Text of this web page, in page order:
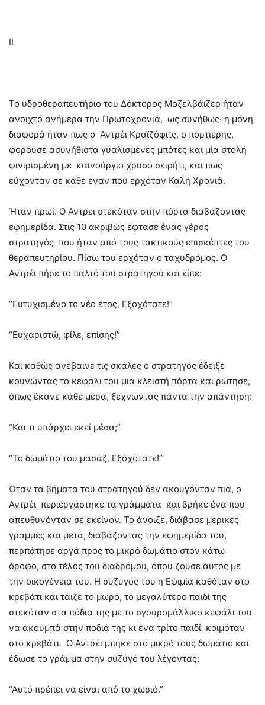
II
Το υδροθεραπευτήριο του Δόκτορος Μοζελβάιζερ ήταν
ανοιχτό ανήμερα την Πρωτοχρονιά, ως συνήθως· η μόνη
διαφορά ήταν πως ο Αντρέι Κραϊζόφιτς, ο πορτιέρης,
φορούσε ασυνήθιστα γυαλισμένες μπότες και μία στολή
φινιρισμένη με καινούργιο χρυσό σειρήτι, και πως
εύχονταν σε κάθε έναν που ερχόταν Καλή Χρονιά.
Ήταν πρωί. Ο Αντρέι στεκόταν στην πόρτα διαβάζοντας
εφημερίδα. Στις 10 ακριβώς έφτασε ένας γέρος
στρατηγός που ήταν από τους τακτικούς επισκέπτες του
θεραπευτηρίου. Πίσω του ερχόταν ο ταχυδρόμος. Ο
Αντρέι πήρε το παλτό του στρατηγού και είπε:
“Ευτυχισμένο το νέο έτος, Εξοχότατε!”
“Ευχαριστώ, φίλε, επίσης!”
Και καθώς ανέβαινε τις σκάλες ο στρατηγός έδειξε
κουνώντας το κεφάλι του μια κλειστή πόρτα και ρώτησε,
όπως έκανε κάθε μέρα, ξεχνώντας πάντα την απάντηση:
“Και τι υπάρχει εκεί μέσα;”
“Το δωμάτιο του μασάζ, Εξοχότατε!”
Όταν τα βήματα του στρατηγού δεν ακουγόνταν πια, ο
Αντρέι περιεργάστηκε τα γράμματα και βρήκε ένα που
απευθυνόνταν σε εκείνον. Το άνοιξε, διάβασε μερικές
γραμμές και μετά, διαβάζοντας την εφημερίδα του,
περπάτησε αργά προς το μικρό δωμάτιο στον κάτω
όροφο, στο τέλος του διαδρόμου, όπου ζούσε αυτός με
την οικογένειά του. Η σύζυγός του η Εφιμία καθόταν στο
κρεβάτι και τάιζε το μωρό, το μεγαλύτερο παιδί της
στεκόταν στα πόδια της με το σγουρομάλλικο κεφάλι του
να ακουμπά στην ποδιά της κι ένα τρίτο παιδί κοιμόταν
στο κρεβάτι. Ο Αντρέι μπήκε στο μικρό τους δωμάτιο και
έδωσε το γράμμα στην σύζυγό του λέγοντας:
“Αυτό πρέπει να είναι από το χωριό.”